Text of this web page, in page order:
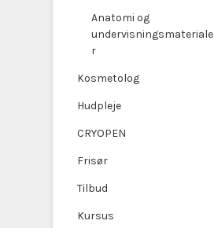
Anatomi og
undervisningsmateriale
r
Kosmetolog
Hudpleje
CRYOPEN
Frisør
Tilbud
Kursus